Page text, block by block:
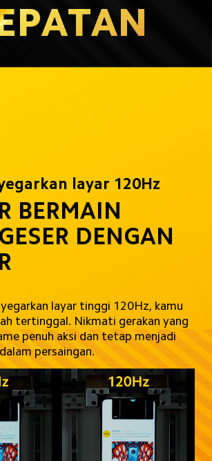
layar 120Hz
BERMAIN
DENGAN
layar tinggi 120Hz, kamu
tertinggal. Nikmati gerakan yang
penuh aksi dan tetap menjadi
persaingan.